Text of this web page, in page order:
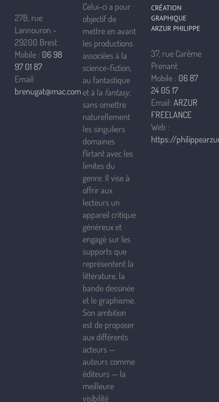
27B, rue
Lannouron –
29200 Brest
Mobile : 06 98
97 01 87
Email:
brenugat@mac.com
Celui-ci a pour
objectif de
mettre en avant
les productions
associées à la
science-fiction,
au fantastique
et à la fantasy,
sans omettre
naturellement
les singuliers
domaines
flirtant avec les
limites du
genre. Il vise à
offrir aux
lecteurs un
appareil critique
généreux et
engagé sur les
supports que
représentent la
littérature, la
bande dessinée
et le graphisme.
Son ambition
est de proposer
aux différents
acteurs —
auteurs comme
éditeurs — la
meilleure
visibilité
CRÉATION
GRAPHIQUE
ARZUR PHILIPPE
37, rue Carême
Prenant
Mobile : 06 87
24 05 17
Email: ARZUR
FREELANCE
Web :
https://